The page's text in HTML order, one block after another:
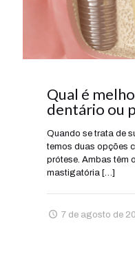
Qual é
dentário ou
Quando se trata de
temos duas opções
prótese. Ambas têm
mastigatória […]
7 de agosto de